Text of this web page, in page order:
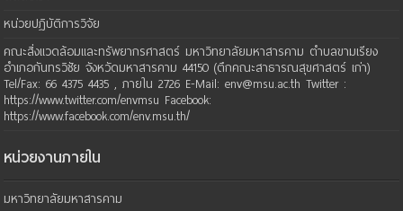
หน่วยปฏิบัติการวิจัย
คณะสิ่งแวดล้อมและทรัพยากรศาสตร์ มหาวิทยาลัยมหาสารคาม ตำบลขามเรียง
อำเภอกันทรวิชัย จังหวัดมหาสารคาม 44150 (ตึกคณะสาธารณสุขศาสตร์ เก่า)
Tel/Fax: 66 4375 4435 , ภายใน 2726 E-Mail: env@msu.ac.th Twitter :
https://www.twitter.com/envmsu Facebook:
https://www.facebook.com/env.msu.th/
หน่วยงานภายใน
มหาวิทยาลัยมหาสารคาม